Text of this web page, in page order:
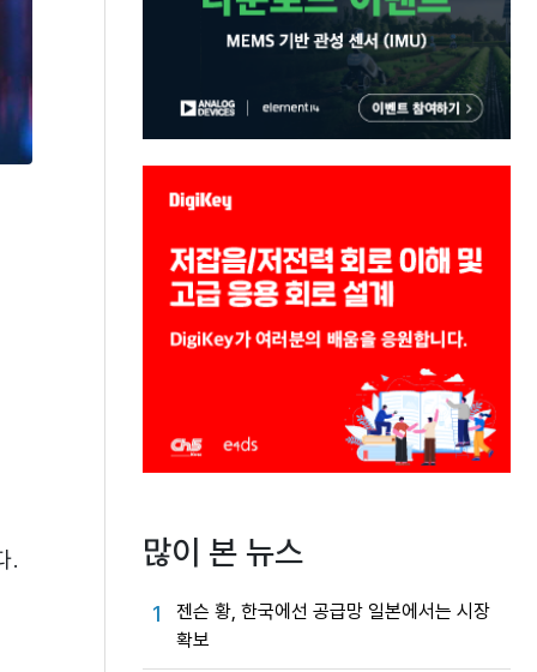
. 많이 본 뉴스
1
젠슨 황, 한국에선 공급망 일본에서는 시장
확보